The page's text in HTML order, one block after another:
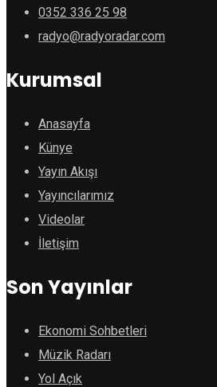
0352 336 25 98
radyo@radyoradar.com
Kurumsal
Anasayfa
Künye
Yayın Akışı
Yayıncılarımız
Videolar
İletişim
Son Yayınlar
Ekonomi Sohbetleri
Müzik Radarı
Yol Açık